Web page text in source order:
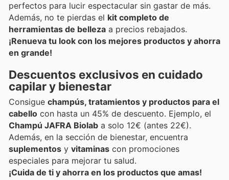
perfectos para lucir espectacular sin gastar de más.
Además, no te pierdas el kit completo de
herramientas de belleza a precios rebajados.
¡Renueva tu look con los mejores productos y ahorra
en grande!
Descuentos exclusivos en cuidado
capilar y bienestar
Consigue champús, tratamientos y productos para el
cabello con hasta un 45% de descuento. Ejemplo, el
Champú JAFRA Biolab a solo 12€ (antes 22€).
Además, en la sección de bienestar, encuentra
suplementos y vitaminas con promociones
especiales para mejorar tu salud.
¡Cuida de ti y ahorra en los productos que amas!